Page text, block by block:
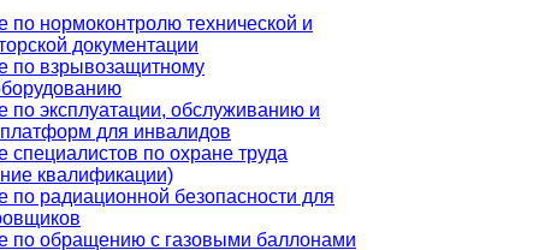
по нормоконтролю технической и
документации
по взрывозащитному
по эксплуатации, обслуживанию и
для инвалидов
специалистов по охране труда
квалификации)
по радиационной безопасности для
по обращению с газовыми баллонами